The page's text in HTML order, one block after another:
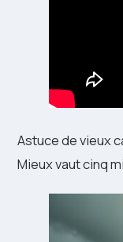
Astuce de vieux
Mieux vaut cinq